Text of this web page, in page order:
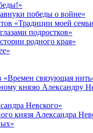
победы о войне»
«Традиции моей
подростков»
родного края»
«Времен связующая
князю Александру
Невского»
князя Александра